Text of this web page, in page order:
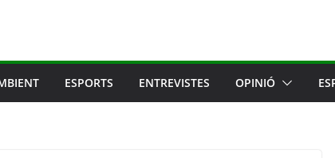
ESPORTS ENTREVISTES OPINIÓ